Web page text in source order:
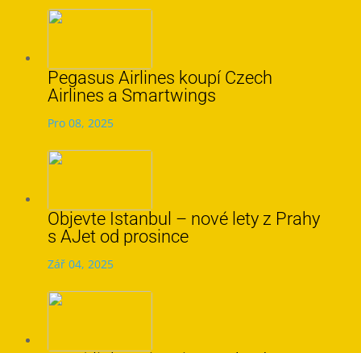
Pegasus Airlines koupí Czech
Airlines a Smartwings
Pro 08, 2025
Objevte Istanbul – nové lety z Prahy
s AJet od prosince
Zář 04, 2025